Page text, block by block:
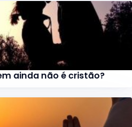
ainda não é cristão?